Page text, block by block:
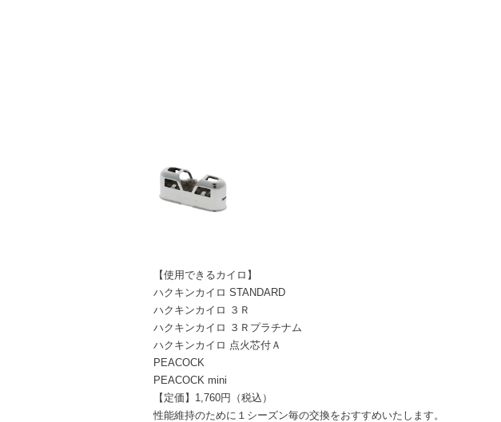
【使用できるカイロ】
ハクキンカイロ STANDARD
ハクキンカイロ ３Ｒ
ハクキンカイロ ３Ｒプラチナム
ハクキンカイロ 点火芯付Ａ
PEACOCK
PEACOCK mini
【定価】1,760円（税込）
性能維持のために１シーズン毎の交換をおすすめいたします。